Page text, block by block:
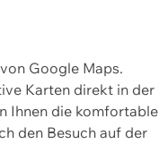
Google Maps.
Karten direkt in der
Ihnen die komfortable
den Besuch auf der